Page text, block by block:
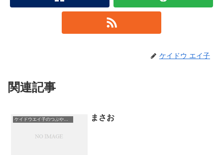
ケイドウ エイ子
関連記事
ケイドウエイ子のつぶやき日記 まさお